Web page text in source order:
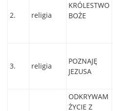
2. religia
KRÓLESTWO
BOŻE
3. religia
POZNAJĘ
JEZUSA
ODKRYWAM
ŻYCIE Z